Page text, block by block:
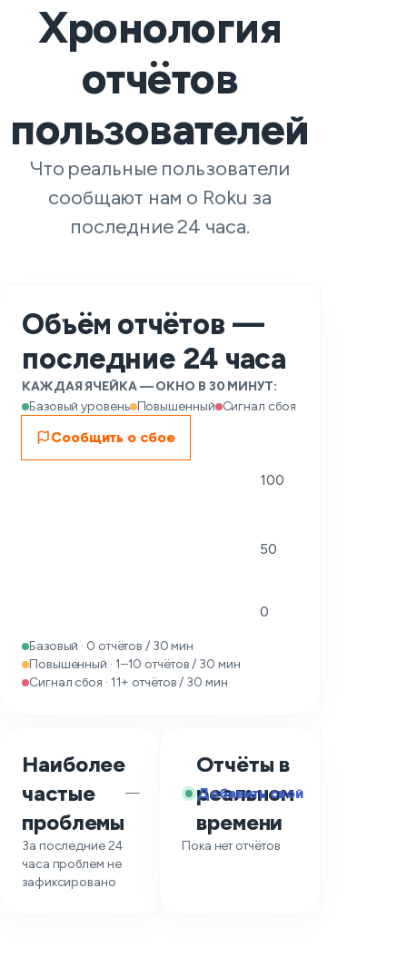
Хронология
отчётов
пользователей
Что реальные пользователи
сообщают нам о Roku за
последние 24 часа.
Объём отчётов —
последние 24 часа
КАЖДАЯ ЯЧЕЙКА — ОКНО В 30 МИНУТ:
Базовый уровень Повышенный Сигнал сбоя
Сообщить о сбое
100
50
0
Базовый · 0 отчётов / 30 мин
Повышенный · 1–10 отчётов / 30 мин
Сигнал сбоя · 11+ отчётов / 30 мин
Наиболее
частые
проблемы
—
За последние 24
часа проблем не
зафиксировано
Отчёты в
реальном
времени
Добавить свой
Пока нет отчётов